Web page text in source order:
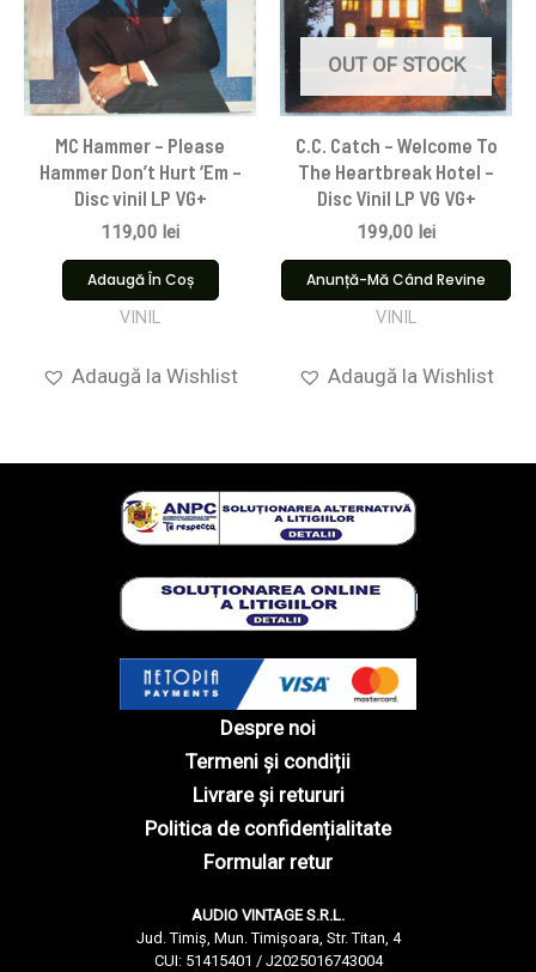
MC Hammer – Please
Hammer Don’t Hurt ‘Em –
Disc vinil LP VG+
119,00 lei
Adaugă În Coș
VINIL
Adaugă la Wishlist
OUT OF STOCK
C.C. Catch – Welcome To
The Heartbreak Hotel –
Disc Vinil LP VG VG+
199,00 lei
Anunță-Mă Când Revine
VINIL
Adaugă la Wishlist
Despre noi
Termeni și condiții
Livrare și retururi
Politica de confidențialitate
Formular retur
AUDIO VINTAGE S.R.L.
Jud. Timiș, Mun. Timișoara, Str. Titan, 4
CUI: 51415401 / J2025016743004